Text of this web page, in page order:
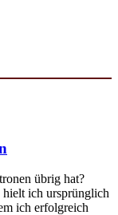
übrig hat?
ich ursprünglich
ich erfolgreich